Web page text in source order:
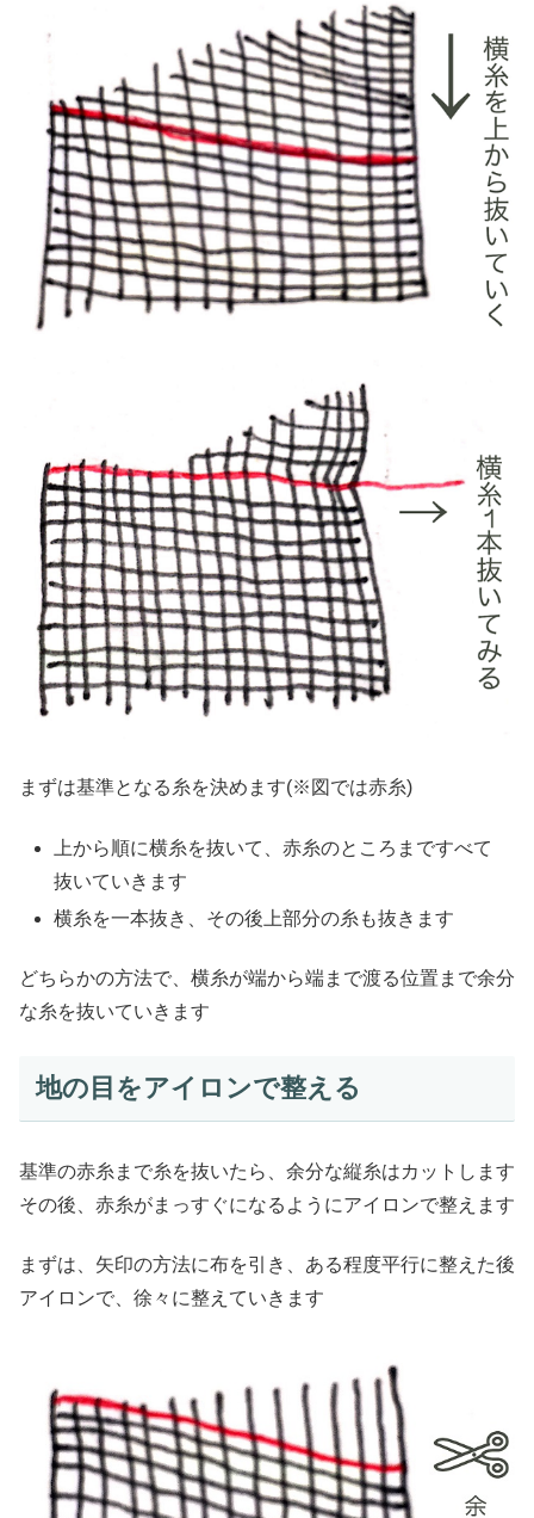
まずは基準となる糸を決めます(※図では赤糸)
上から順に横糸を抜いて、赤糸のところまですべて
抜いていきます
横糸を一本抜き、その後上部分の糸も抜きます
どちらかの方法で、横糸が端から端まで渡る位置まで余分
な糸を抜いていきます
地の目をアイロンで整える
基準の赤糸まで糸を抜いたら、余分な縦糸はカットします
その後、赤糸がまっすぐになるようにアイロンで整えます
まずは、矢印の方法に布を引き、ある程度平行に整えた後
アイロンで、徐々に整えていきます